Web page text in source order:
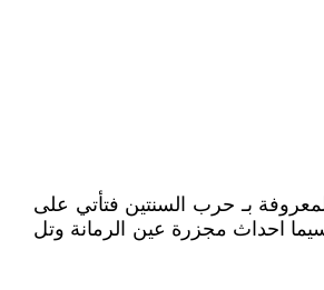
المعروفة بـ حرب السنتين فتأتي على
احداث مجزرة عين الرمانة وتل